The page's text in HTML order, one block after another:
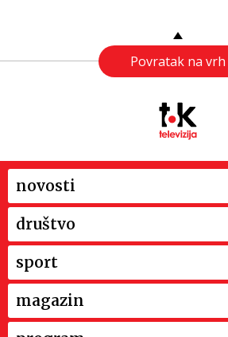
Povratak na vrh
novosti
društvo
sport
magazin